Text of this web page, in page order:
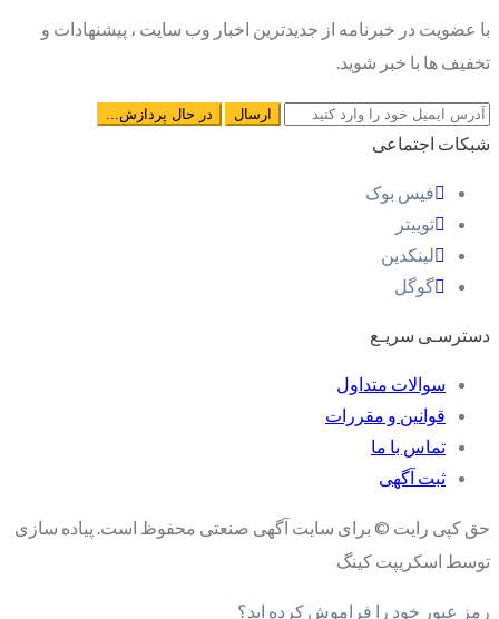
با عضویت در خبرنامه از جدیدترین اخبار وب سایت ، پیشنهادات و
تخفیف ها با خبر شوید.
شبکات اجتماعی
فیس بوک
توییتر
لینکدین
گوگل
دسترسـی سریـع
سوالات متداول
قوانین و مقررات
تماس با ما
ثبت آگهی
حق کپی رایت © برای سایت آگهی صنعتی محفوظ است. پیاده سازی
توسط اسکریپت کینگ
رمز عبور خود را فراموش کرده اید؟